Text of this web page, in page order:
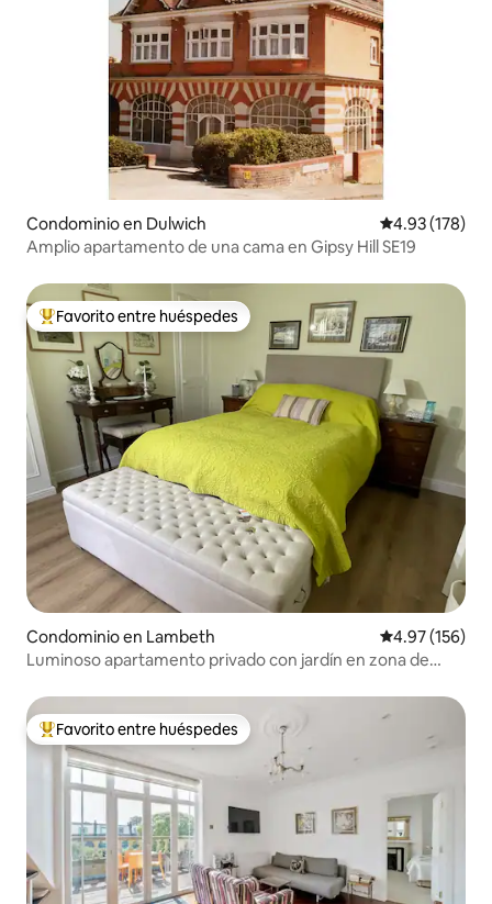
Condominio en Dulwich Calificación
4.93 (178)
Amplio apartamento de una cama en Gipsy Hill SE19
De los mejores en Favorito entre huéspedes
Favorito entre huéspedes
Condominio en Lambeth Calificación
4.97 (156)
Luminoso apartamento privado con jardín en zona de
De los mejores en Favorito entre huéspedes
Favorito entre huéspedes